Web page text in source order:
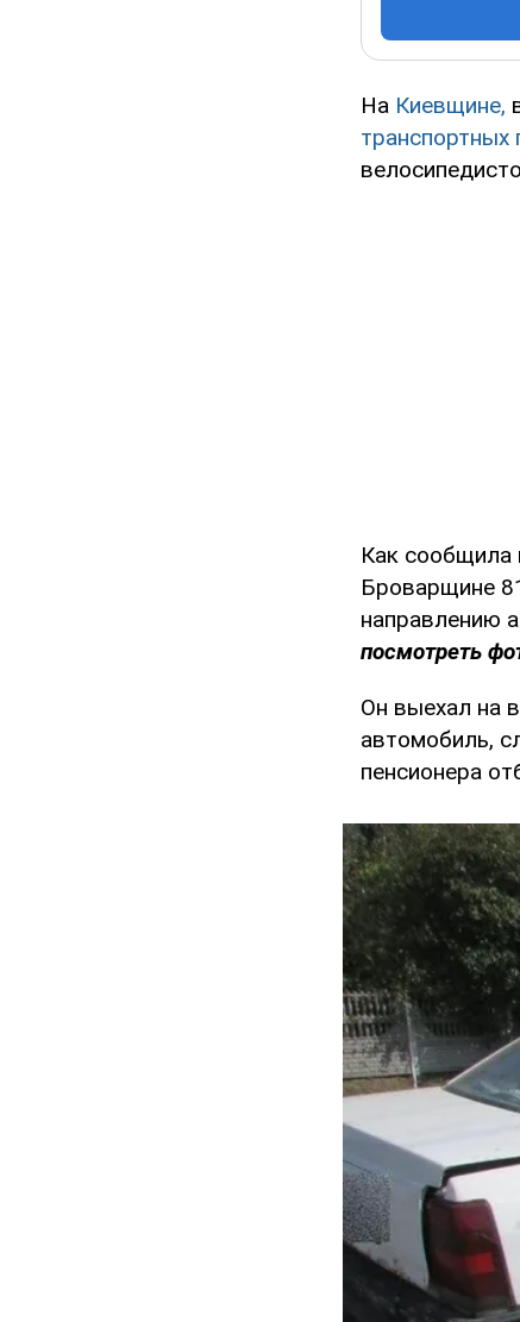
На Киевщине,
транспортных
Как сообщила
Броварщине
направлению
посмотреть
Он выехал на
автомобиль,
пенсионера